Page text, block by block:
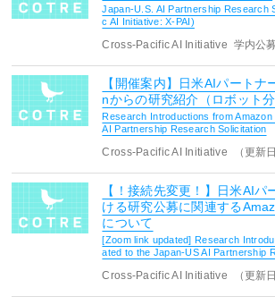
Japan-U.S. AI Partnership Research
c AI Initiative: X-PAI)
Cross-Pacific AI Initiative 学内公募
【開催案内】日米AIパート
nからの研究紹介（ロボット
Research Introductions from
AI Partnership Research Solicitation
Cross-Pacific AI Initiative （更新
【！接続先変更！】日米AIパ
ける研究公募に関連する
について
[Zoom link updated] Research
ated to the Japan-US AI Partnership
Cross-Pacific AI Initiative （更新